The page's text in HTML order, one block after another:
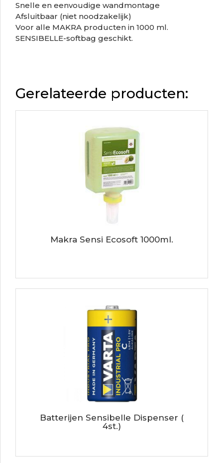
Snelle en eenvoudige wandmontage
Afsluitbaar (niet noodzakelijk)
Voor alle MAKRA producten in 1000 ml.
SENSIBELLE-softbag geschikt.
Gerelateerde producten:
Makra Sensi Ecosoft 1000ml.
Batterijen Sensibelle Dispenser (
4st.)